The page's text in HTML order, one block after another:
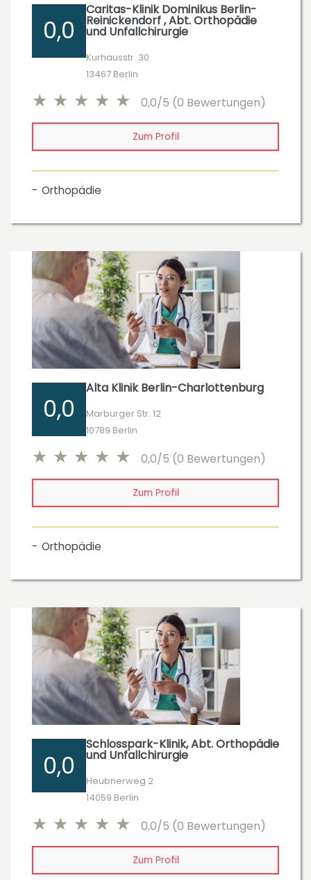
0,0
Caritas-Klinik Dominikus Berlin-
Reinickendorf , Abt. Orthopädie
und Unfallchirurgie
Kurhausstr. 30
13467 Berlin
0,0/5 (0 Bewertungen)
Zum Profil
Orthopädie
0,0
Alta Klinik Berlin-Charlottenburg
Marburger Str. 12
10789 Berlin
0,0/5 (0 Bewertungen)
Zum Profil
Orthopädie
0,0
Schlosspark-Klinik, Abt. Orthopädie
und Unfallchirurgie
Heubnerweg 2
14059 Berlin
0,0/5 (0 Bewertungen)
Zum Profil